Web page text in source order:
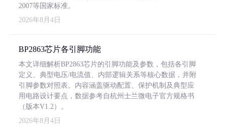
2007等国家标准。
2026年8月4日
BP2863芯片各引脚功能
本文详细解析BP2863芯片的引脚功能及参数，包括各引脚
定义、典型电压/电流值、内部逻辑关系等核心数据，并附
引脚参数对照表。内容涵盖驱动配置、保护机制及典型应
用电路设计要点，数据参考自杭州士兰微电子官方规格书
（版本V1.2）。
2026年8月4日